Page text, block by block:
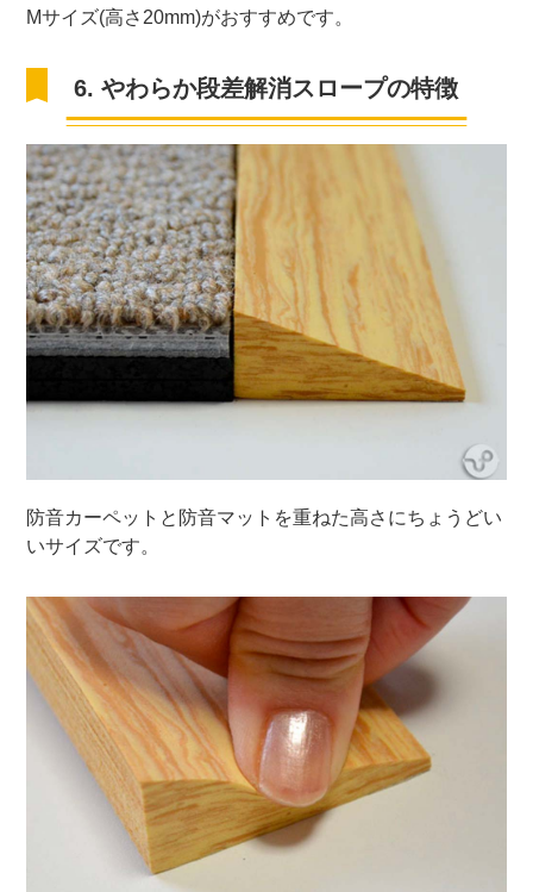
Mサイズ(高さ20mm)がおすすめです。
6. やわらか段差解消スロープの特徴
防音カーペットと防音マットを重ねた高さにちょうどい
いサイズです。